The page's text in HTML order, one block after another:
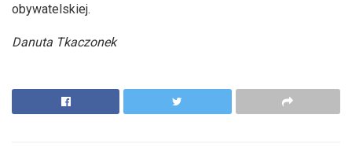
obywatelskiej.
Danuta Tkaczonek